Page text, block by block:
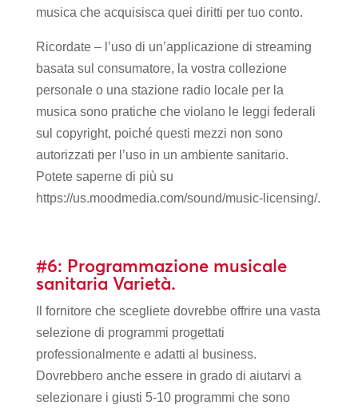
musica che acquisisca quei diritti per tuo conto.
Ricordate – l’uso di un’applicazione di streaming
basata sul consumatore, la vostra collezione
personale o una stazione radio locale per la
musica sono pratiche che violano le leggi federali
sul copyright, poiché questi mezzi non sono
autorizzati per l’uso in un ambiente sanitario.
Potete saperne di più su
https://us.moodmedia.com/sound/music-licensing/.
#6: Programmazione musicale
sanitaria Varietà.
Il fornitore che scegliete dovrebbe offrire una vasta
selezione di programmi progettati
professionalmente e adatti al business.
Dovrebbero anche essere in grado di aiutarvi a
selezionare i giusti 5-10 programmi che sono